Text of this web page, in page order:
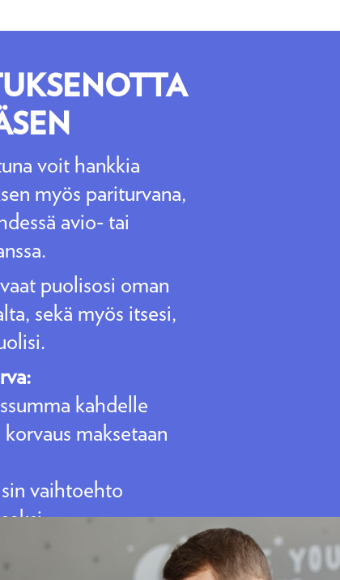
voit hankkia
myös pariturvana,
avio- tai
puolisosi oman
sekä myös itsesi,
kahdelle
maksetaan
vaihtoehto
tarvitsee